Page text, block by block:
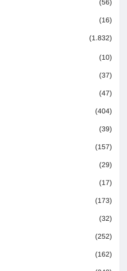
(56)
(16)
(1.832)
(10)
(37)
(47)
(404)
(39)
(157)
(29)
(17)
(173)
(32)
(252)
(162)